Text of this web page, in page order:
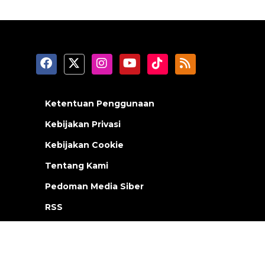
Ketentuan Penggunaan
Kebijakan Privasi
Kebijakan Cookie
Tentang Kami
Pedoman Media Siber
RSS